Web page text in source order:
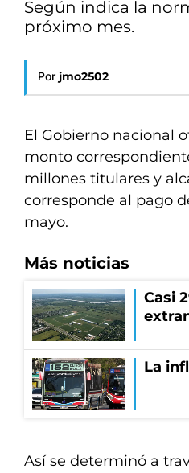
Según indica la
próximo mes.
Por jmo2502
El Gobierno nacional
monto
millones titulares y
corresponde al pago
mayo.
Más noticias
Casi
La
Así se determinó a